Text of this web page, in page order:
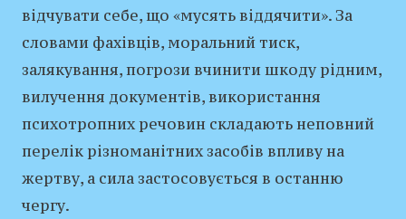
відчувати себе, що «мусять віддячити». За
словами фахівців, моральний тиск,
залякування, погрози вчинити шкоду рідним,
вилучення документів, використання
психотропних речовин складають неповний
перелік різноманітних засобів впливу на
жертву, а сила застосовується в останню
чергу.